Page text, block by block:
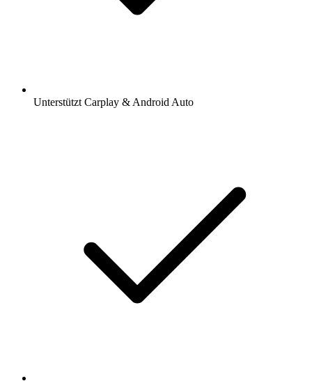
Unterstützt Carplay & Android Auto